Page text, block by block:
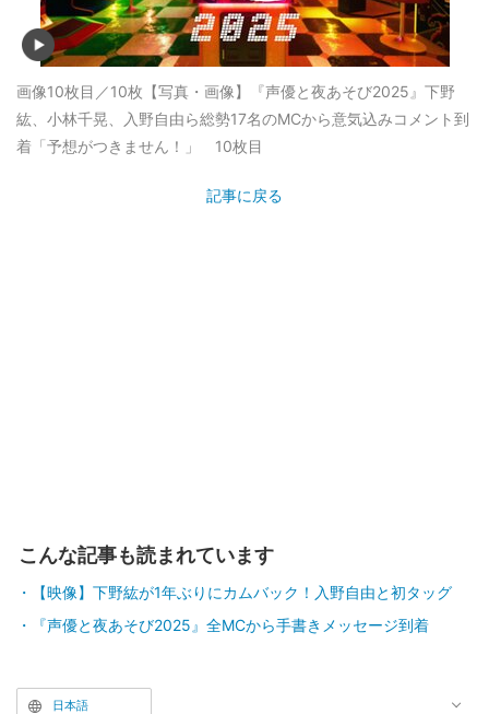
画像10枚目／10枚 【写真・画像】『声優と夜あそび2025』下野
紘、小林千晃、入野自由ら総勢17名のMCから意気込みコメント到
着「予想がつきません！」 10枚目
記事に戻る
こんな記事も読まれています
【映像】下野紘が1年ぶりにカムバック！入野自由と初タッグ
『声優と夜あそび2025』全MCから手書きメッセージ到着
日本語